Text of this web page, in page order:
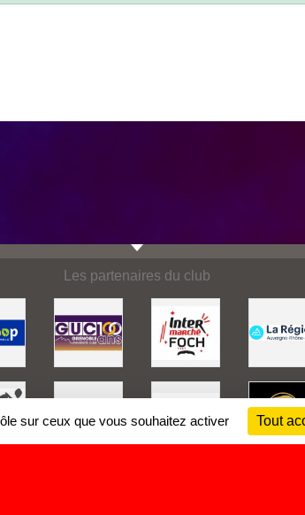
Les partenaires du club
sur ceux que vous souhaitez activer Tout